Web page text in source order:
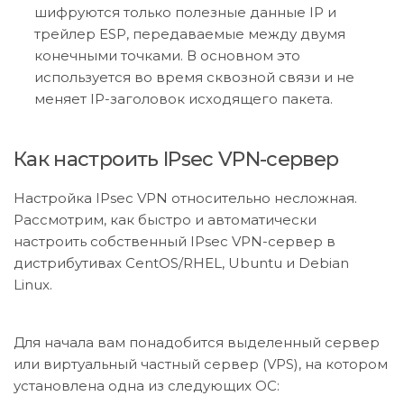
шифруются только полезные данные IP и
трейлер ESP, передаваемые между двумя
конечными точками. В основном это
используется во время сквозной связи и не
меняет IP-заголовок исходящего пакета.
Как настроить IPsec VPN-сервер
Настройка IPsec VPN относительно несложная.
Рассмотрим, как быстро и автоматически
настроить собственный IPsec VPN-сервер в
дистрибутивах CentOS/RHEL, Ubuntu и Debian
Linux.
Для начала вам понадобится выделенный сервер
или виртуальный частный сервер (VPS), на котором
установлена ​​одна из следующих ОС: